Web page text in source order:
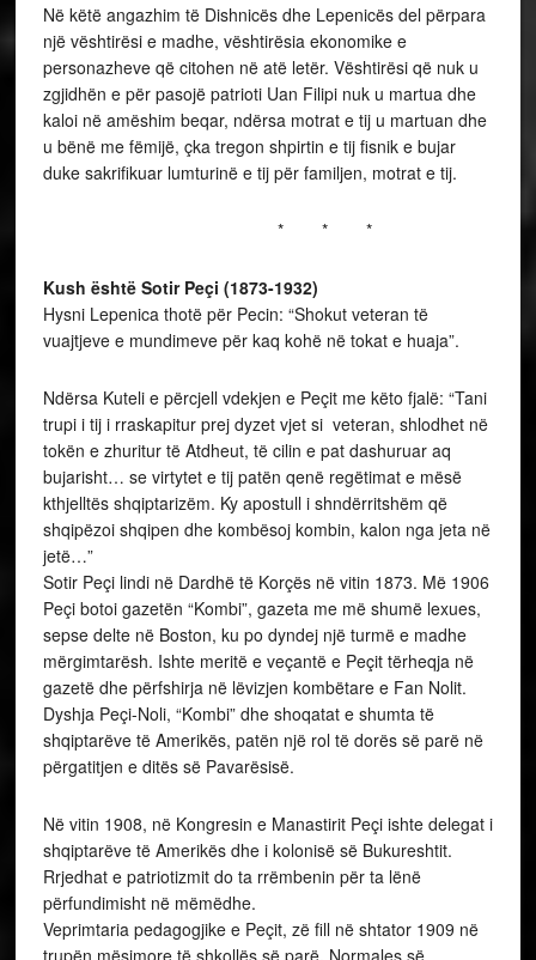
Në këtë angazhim të Dishnicës dhe Lepenicës del përpara
një vështirësi e madhe, vështirësia ekonomike e
personazheve që citohen në atë letër. Vështirësi që nuk u
zgjidhën e për pasojë patrioti Uan Filipi nuk u martua dhe
kaloi në amëshim beqar, ndërsa motrat e tij u martuan dhe
u bënë me fëmijë, çka tregon shpirtin e tij fisnik e bujar
duke sakrifikuar lumturinë e tij për familjen, motrat e tij.
* * *
Kush është Sotir Peçi (1873-1932)
Hysni Lepenica thotë për Pecin: “Shokut veteran të
vuajtjeve e mundimeve për kaq kohë në tokat e huaja”.
Ndërsa Kuteli e përcjell vdekjen e Peçit me këto fjalë: “Tani
trupi i tij i rraskapitur prej dyzet vjet si veteran, shlodhet në
tokën e zhuritur të Atdheut, të cilin e pat dashuruar aq
bujarisht… se virtytet e tij patën qenë regëtimat e mësë
kthjelltës shqiptarizëm. Ky apostull i shndërritshëm që
shqipëzoi shqipen dhe kombësoj kombin, kalon nga jeta në
jetë…”
Sotir Peçi lindi në Dardhë të Korçës në vitin 1873. Më 1906
Peçi botoi gazetën “Kombi”, gazeta me më shumë lexues,
sepse delte në Boston, ku po dyndej një turmë e madhe
mërgimtarësh. Ishte meritë e veçantë e Peçit tërheqja në
gazetë dhe përfshirja në lëvizjen kombëtare e Fan Nolit.
Dyshja Peçi-Noli, “Kombi” dhe shoqatat e shumta të
shqiptarëve të Amerikës, patën një rol të dorës së parë në
përgatitjen e ditës së Pavarësisë.
Në vitin 1908, në Kongresin e Manastirit Peçi ishte delegat i
shqiptarëve të Amerikës dhe i kolonisë së Bukureshtit.
Rrjedhat e patriotizmit do ta rrëmbenin për ta lënë
përfundimisht në mëmëdhe.
Veprimtaria pedagogjike e Peçit, zë fill në shtator 1909 në
trupën mësimore të shkollës së parë, Normales së